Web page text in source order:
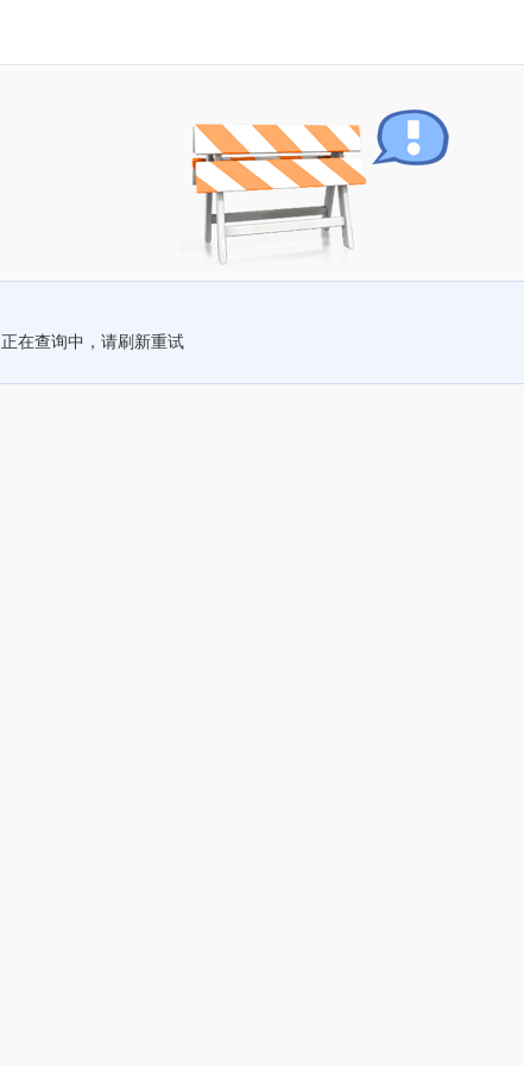
正在查询中，请刷新重试